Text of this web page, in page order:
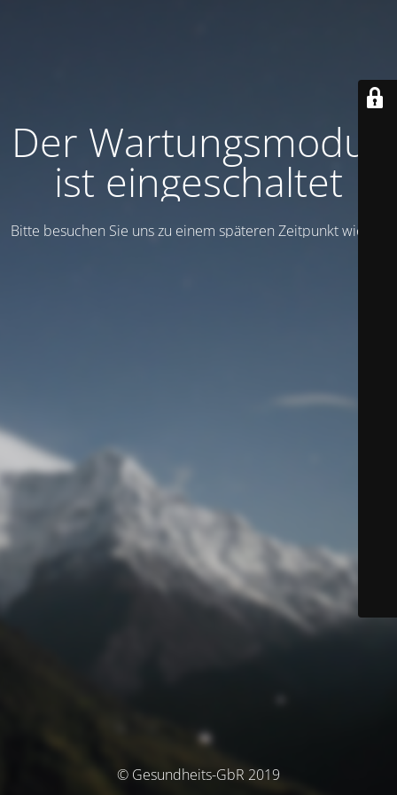
Der Wartungsmodus
ist eingeschaltet
Bitte besuchen Sie uns zu einem späteren Zeitpunkt wieder
© Gesundheits-GbR 2019